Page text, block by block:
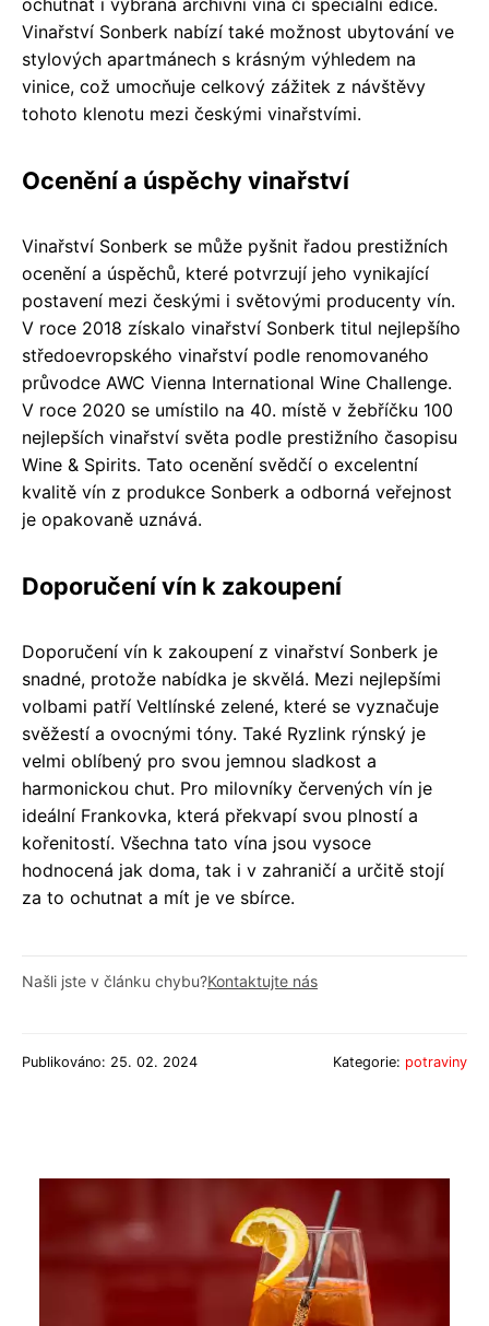
Vinařství Sonberk nabízí také možnost ubytování ve
stylových apartmánech s krásným výhledem na
vinice, což umocňuje celkový zážitek z návštěvy
tohoto klenotu mezi českými vinařstvími.
Ocenění a úspěchy vinařství
Vinařství Sonberk se může pyšnit řadou prestižních
ocenění a úspěchů, které potvrzují jeho vynikající
postavení mezi českými i světovými producenty vín.
V roce 2018 získalo vinařství Sonberk titul nejlepšího
středoevropského vinařství podle renomovaného
průvodce AWC Vienna International Wine Challenge.
V roce 2020 se umístilo na 40. místě v žebříčku 100
nejlepších vinařství světa podle prestižního časopisu
Wine & Spirits. Tato ocenění svědčí o excelentní
kvalitě vín z produkce Sonberk a odborná veřejnost
je opakovaně uznává.
Doporučení vín k zakoupení
Doporučení vín k zakoupení z vinařství Sonberk je
snadné, protože nabídka je skvělá. Mezi nejlepšími
volbami patří Veltlínské zelené, které se vyznačuje
svěžestí a ovocnými tóny. Také Ryzlink rýnský je
velmi oblíbený pro svou jemnou sladkost a
harmonickou chut. Pro milovníky červených vín je
ideální Frankovka, která překvapí svou plností a
kořenitostí. Všechna tato vína jsou vysoce
hodnocená jak doma, tak i v zahraničí a určitě stojí
za to ochutnat a mít je ve sbírce.
Našli jste v článku chybu?Kontaktujte nás
Publikováno: 25. 02. 2024 Kategorie: potraviny